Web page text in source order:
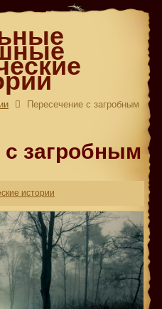
Пересечение с загробным
с загробным
истории